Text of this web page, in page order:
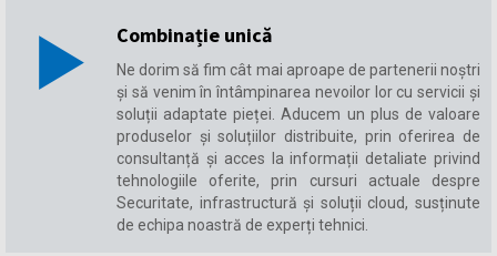
Combinație unică
Ne dorim să fim cât mai aproape de partenerii noștri
și să venim în întâmpinarea nevoilor lor cu servicii și
soluții adaptate pieței. Aducem un plus de valoare
produselor și soluțiilor distribuite, prin oferirea de
consultanță și acces la informații detaliate privind
tehnologiile oferite, prin cursuri actuale despre
Securitate, infrastructură și soluții cloud, susținute
de echipa noastră de experți tehnici.